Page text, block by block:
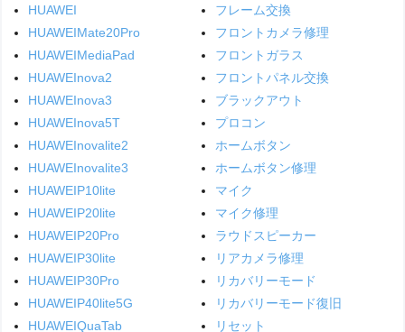
HUAWEI
HUAWEIMate20Pro
HUAWEIMediaPad
HUAWEInova2
HUAWEInova3
HUAWEInova5T
HUAWEInovalite2
HUAWEInovalite3
HUAWEIP10lite
HUAWEIP20lite
HUAWEIP20Pro
HUAWEIP30lite
HUAWEIP30Pro
HUAWEIP40lite5G
HUAWEIQuaTab
フレーム交換
フロントカメラ修理
フロントガラス
フロントパネル交換
ブラックアウト
プロコン
ホームボタン
ホームボタン修理
マイク
マイク修理
ラウドスピーカー
リアカメラ修理
リカバリーモード
リカバリーモード復旧
リセット